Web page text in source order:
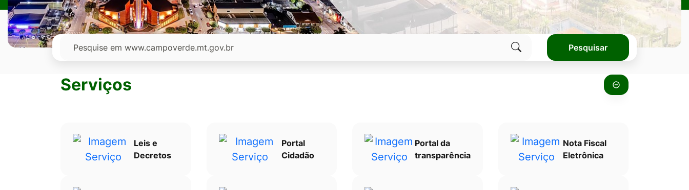
Ir
para
rodapé
Pesquisar
Clique
Pesquisar
Serviços
Leis e
Decretos
Portal
Cidadão
Portal da
transparência
Nota Fiscal
Eletrônica